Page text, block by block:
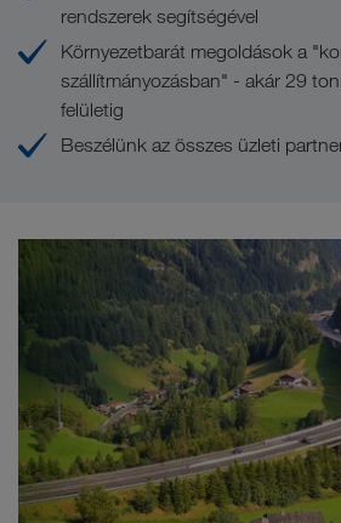
rendszerek segítségével
Környezetbarát megoldások a
szállítmányozásban" - akár 29
felületig
Beszélünk az összes üzleti